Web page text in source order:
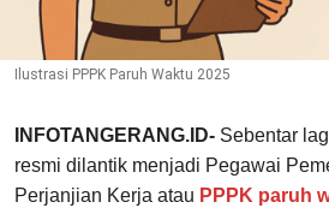
Ilustrasi PPPK Paruh Waktu 2025
INFOTANGERANG.ID- Sebentar
resmi dilantik menjadi Pegawai
Perjanjian Kerja atau PPPK paruh